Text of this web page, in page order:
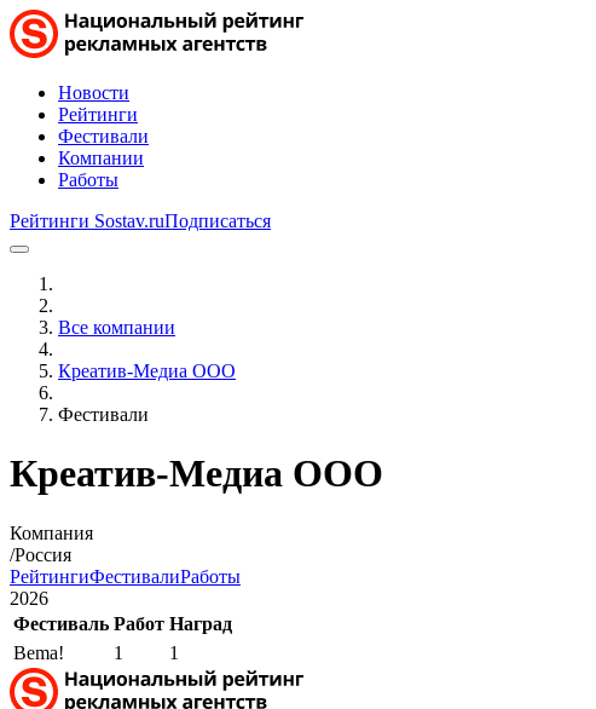
Новости
Рейтинги
Фестивали
Компании
Работы
Рейтинги Sostav.ruПодписаться
Все компании
Креатив-Медиа ООО
Фестивали
Креатив-Медиа ООО
Компания
/Россия
РейтингиФестивалиРаботы
2026
Фестиваль Работ Наград
Bema!
1 1